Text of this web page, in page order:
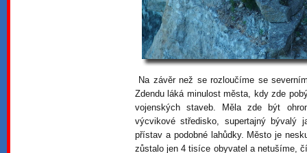
Na závěr než se rozloučíme se
Zdendu láká minulost města, kdy zde
vojenských staveb. Měla zde být
výcvikové středisko, supertajný bývalý
přístav a podobné lahůdky. Město je
zůstalo jen 4 tisíce obyvatel a netušíme,